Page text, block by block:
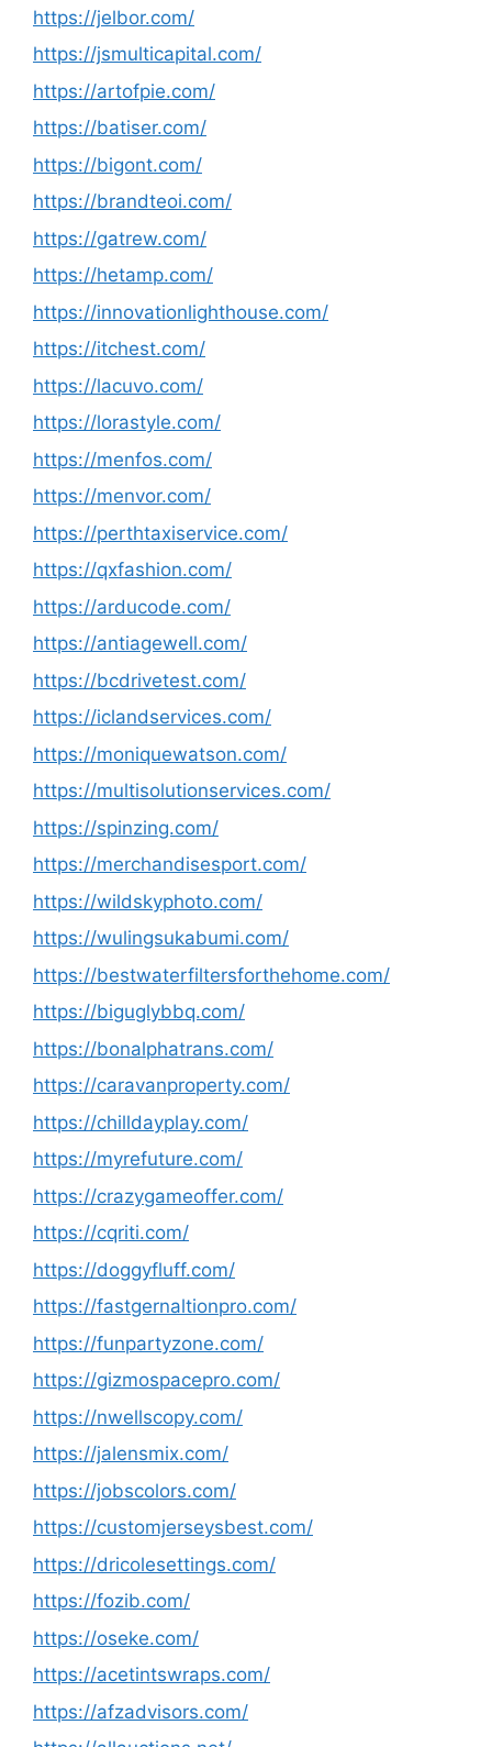
https://jelbor.com/
https://jsmulticapital.com/
https://artofpie.com/
https://batiser.com/
https://bigont.com/
https://brandteoi.com/
https://gatrew.com/
https://hetamp.com/
https://innovationlighthouse.com/
https://itchest.com/
https://lacuvo.com/
https://lorastyle.com/
https://menfos.com/
https://menvor.com/
https://perthtaxiservice.com/
https://qxfashion.com/
https://arducode.com/
https://antiagewell.com/
https://bcdrivetest.com/
https://iclandservices.com/
https://moniquewatson.com/
https://multisolutionservices.com/
https://spinzing.com/
https://merchandisesport.com/
https://wildskyphoto.com/
https://wulingsukabumi.com/
https://bestwaterfiltersforthehome.com/
https://biguglybbq.com/
https://bonalphatrans.com/
https://caravanproperty.com/
https://chilldayplay.com/
https://myrefuture.com/
https://crazygameoffer.com/
https://cqriti.com/
https://doggyfluff.com/
https://fastgernaltionpro.com/
https://funpartyzone.com/
https://gizmospacepro.com/
https://nwellscopy.com/
https://jalensmix.com/
https://jobscolors.com/
https://customjerseysbest.com/
https://dricolesettings.com/
https://fozib.com/
https://oseke.com/
https://acetintswraps.com/
https://afzadvisors.com/